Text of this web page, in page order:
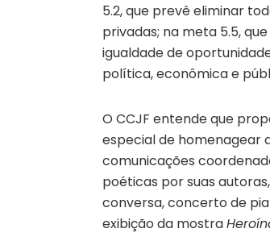
5.2, que prevê eliminar
privadas; na meta 5.5,
igualdade de
política, econômica e
O CCJF entende que
especial de homenagear
comunicações
poéticas por suas
conversa, concerto de
exibição da mostra